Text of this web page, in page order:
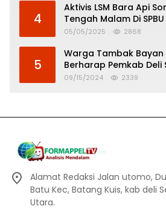
4
Aktivis LSM Bara Api
Tengah Malam Di
Tinggi
05/05/2025 2868
5
Warga Tambak Bayan
Berharap Pemkab Deli
Banjir
09/15/2024 2339
Alamat Redaksi Jalan utomo,
Batu Kec, Batang Kuis, kab deli
Utara.